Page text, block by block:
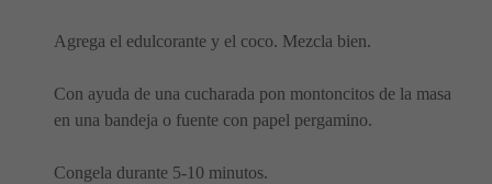
Agrega el edulcorante y el coco. Mezcla bien.
Con ayuda de una cucharada pon montoncitos de la masa
en una bandeja o fuente con papel pergamino.
Congela durante 5-10 minutos.